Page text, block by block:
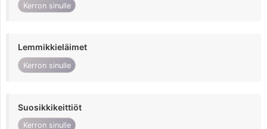
Kerron sinulle
Lemmikkieläimet
Kerron sinulle
Suosikkikeittiöt
Kerron sinulle